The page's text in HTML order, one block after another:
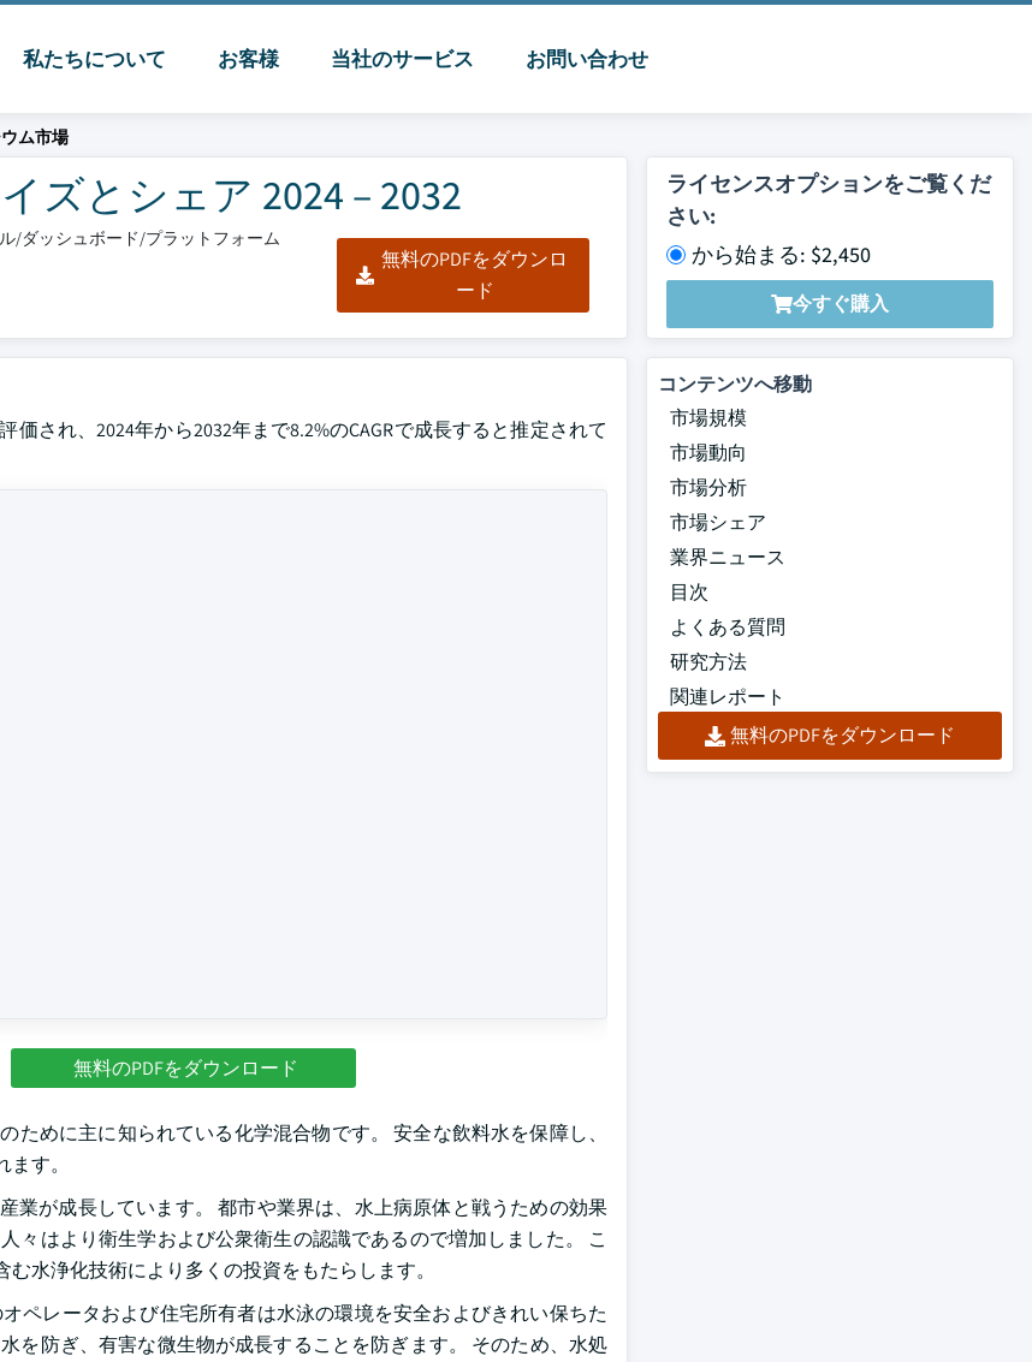
私たちについて お客様 当社のサービス お問い合わせ
ム市場
ズとシェア 2024 – 2032
/ダッシュボード/プラットフォーム
無料のPDFをダウンロ
ード
ライセンスオプションをご覧くだ
さい:
から始まる: $2,450
今すぐ購入
され、2024年から2032年まで8.2%のCAGRで成長すると推定されて
無料のPDFをダウンロード
めに主に知られている化学混合物です。 安全な飲料水を保障し、
す。
業が成長しています。 都市や業界は、水上病原体と戦うための効果
々はより衛生学および公衆衛生の認識であるので増加しました。 こ
水浄化技術により多くの投資をもたらします。
ペレータおよび住宅所有者は水泳の環境を安全およびきれい保ちた
を防ぎ、有害な微生物が成長することを防ぎます。 そのため、水処
コンテンツへ移動
市場規模
市場動向
市場分析
市場シェア
業界ニュース
目次
よくある質問
研究方法
関連レポート
無料のPDFをダウンロード